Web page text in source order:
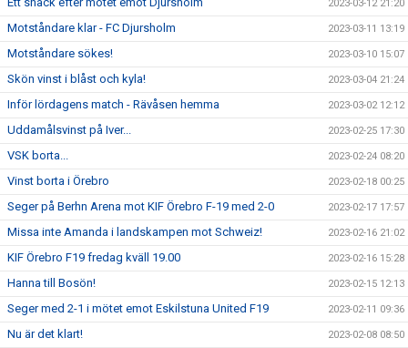
2023-03-12 21:20
Motståndare klar - FC Djursholm 2023-03-11 13:19
Motståndare sökes! 2023-03-10 15:07
Skön vinst i blåst och kyla! 2023-03-04 21:24
Inför lördagens match - Rävåsen hemma 2023-03-02 12:12
Uddamålsvinst på Iver... 2023-02-25 17:30
VSK borta... 2023-02-24 08:20
Vinst borta i Örebro 2023-02-18 00:25
Seger på Berhn Arena mot KIF Örebro F-19 med 2-0 2023-02-17 17:57
Missa inte Amanda i landskampen mot Schweiz! 2023-02-16 21:02
KIF Örebro F19 fredag kväll 19.00 2023-02-16 15:28
Hanna till Bosön! 2023-02-15 12:13
Seger med 2-1 i mötet emot Eskilstuna United F19 2023-02-11 09:36
Nu är det klart! 2023-02-08 08:50